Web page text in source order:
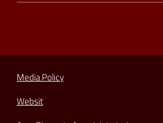
Media Policy
Websit